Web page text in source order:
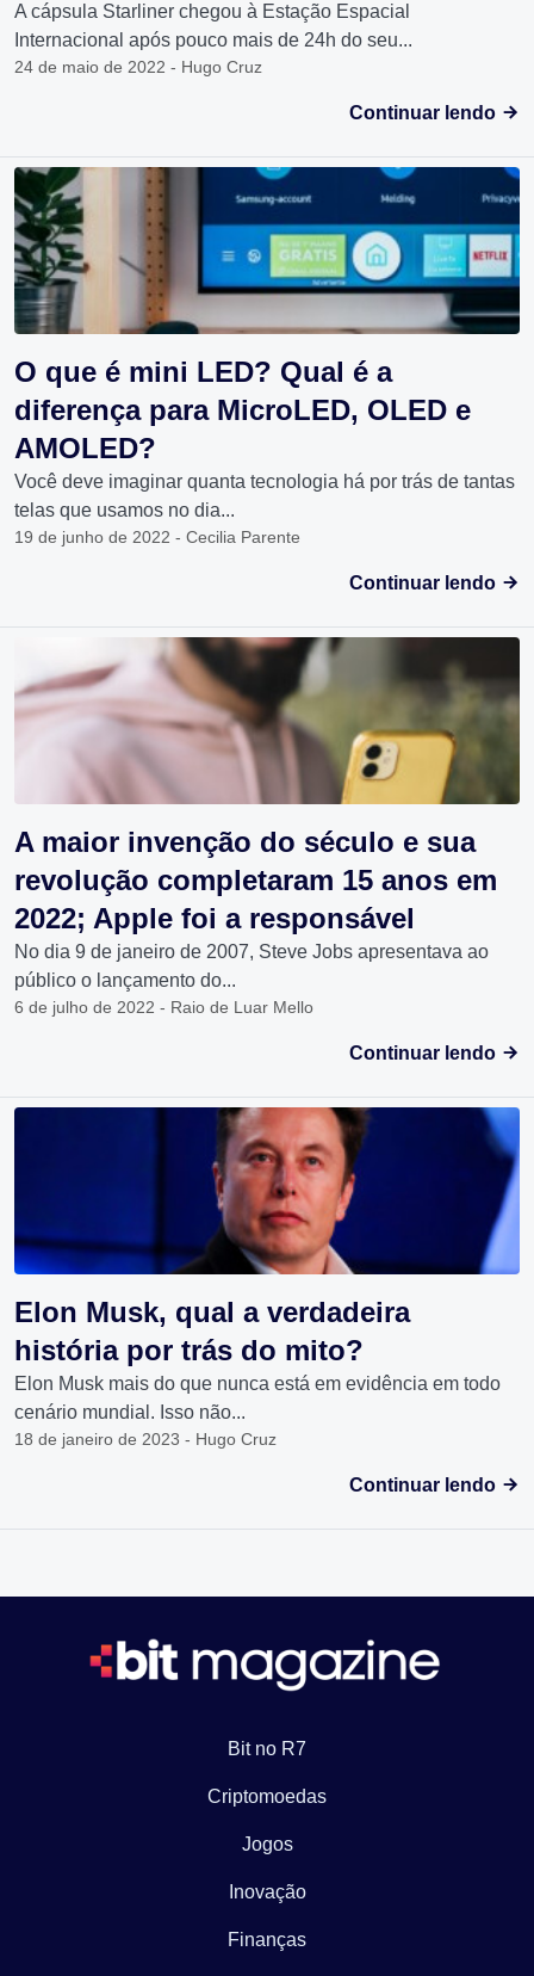
A cápsula Starliner chegou à Estação Espacial
Internacional após pouco mais de 24h do seu...
24 de maio de 2022 - Hugo Cruz
Continuar lendo
O que é mini LED? Qual é a
diferença para MicroLED, OLED e
AMOLED?
Você deve imaginar quanta tecnologia há por trás de tantas
telas que usamos no dia...
19 de junho de 2022 - Cecilia Parente
Continuar lendo
A maior invenção do século e sua
revolução completaram 15 anos em
2022; Apple foi a responsável
No dia 9 de janeiro de 2007, Steve Jobs apresentava ao
público o lançamento do...
6 de julho de 2022 - Raio de Luar Mello
Continuar lendo
Elon Musk, qual a verdadeira
história por trás do mito?
Elon Musk mais do que nunca está em evidência em todo
cenário mundial. Isso não...
18 de janeiro de 2023 - Hugo Cruz
Continuar lendo
Bit no R7
Criptomoedas
Jogos
Inovação
Finanças